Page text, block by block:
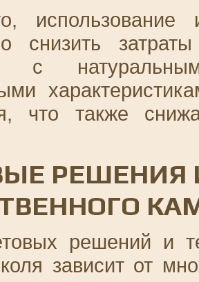
использование
снизить
с
что также
РЕШЕНИЯ
решений и
зависит от